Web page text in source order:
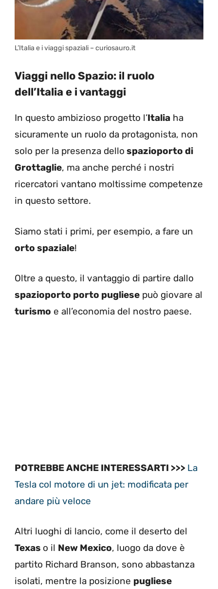
L’Italia e i viaggi spaziali – curiosauro.it
Viaggi nello Spazio: il ruolo
dell’Italia e i vantaggi
In questo ambizioso progetto l’Italia ha
sicuramente un ruolo da protagonista, non
solo per la presenza dello spazioporto di
Grottaglie, ma anche perché i nostri
ricercatori vantano moltissime competenze
in questo settore.
Siamo stati i primi, per esempio, a fare un
orto spaziale!
Oltre a questo, il vantaggio di partire dallo
spazioporto porto pugliese può giovare al
turismo e all’economia del nostro paese.
POTREBBE ANCHE INTERESSARTI >>> La
Tesla col motore di un jet: modificata per
andare più veloce
Altri luoghi di lancio, come il deserto del
Texas o il New Mexico, luogo da dove è
partito Richard Branson, sono abbastanza
isolati, mentre la posizione pugliese